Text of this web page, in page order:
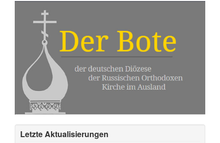
Letzte Aktualisierungen